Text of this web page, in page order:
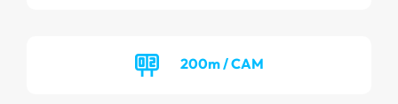
200m / CAM